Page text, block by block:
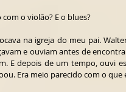
o violão? E o blues?
na igreja do meu pai.
e ouviam antes de
E depois de um tempo, ouvi
Era meio parecido com o